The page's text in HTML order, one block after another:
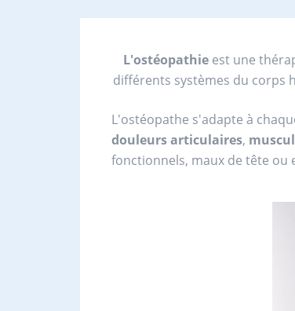
L'ostéopathieest une
différents systèmes du corps
L'ostéopathe s'adapte à
douleurs articulaires,
fonctionnels, maux de tête ou